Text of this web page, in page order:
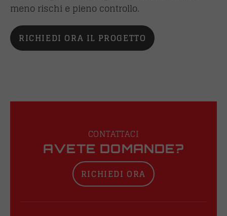
meno rischi e pieno controllo.
RICHIEDI ORA IL PROGETTO
CONTATTACI
AVETE DOMANDE?
RICHIEDI ORA